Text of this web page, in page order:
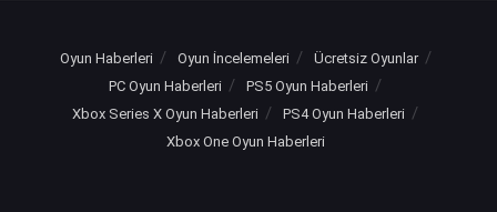
Oyun Haberleri Oyun İncelemeleri
Ücretsiz Oyunlar
PC Oyun Haberleri
PS5 Oyun Haberleri
Xbox Series X Oyun Haberleri
PS4 Oyun Haberleri
Xbox One Oyun Haberleri